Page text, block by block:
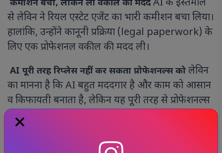
कमीशन बचा, लेकिन ली वकील की मदद AI के इस्तेमाल
से लेविन ने रियल एस्टेट एजेंट का भारी कमीशन बचा लिया।
हालांकि, उन्होंने कानूनी प्रक्रिया (legal paperwork) के
लिए एक प्रोफेशनल वकील की मदद ली।
AI पूरी तरह रिप्लेस नहीं कर सकता प्रोफेशनल्स को लेविन
का मानना है कि AI बहुत मददगार है और काम को आसान
व किफायती बनाता है, लेकिन यह पूरी तरह से प्रोफेशनल्स
की जगह नहीं ले सकता। यह मामला दिखाता है कि
आर्टिफिशियल इंटेलिजेंस अब रियल एस्टेट जैसे पारंपरिक
सेक्टर में भी बड़ा बदलाव ला रहा है। सही तरीके से